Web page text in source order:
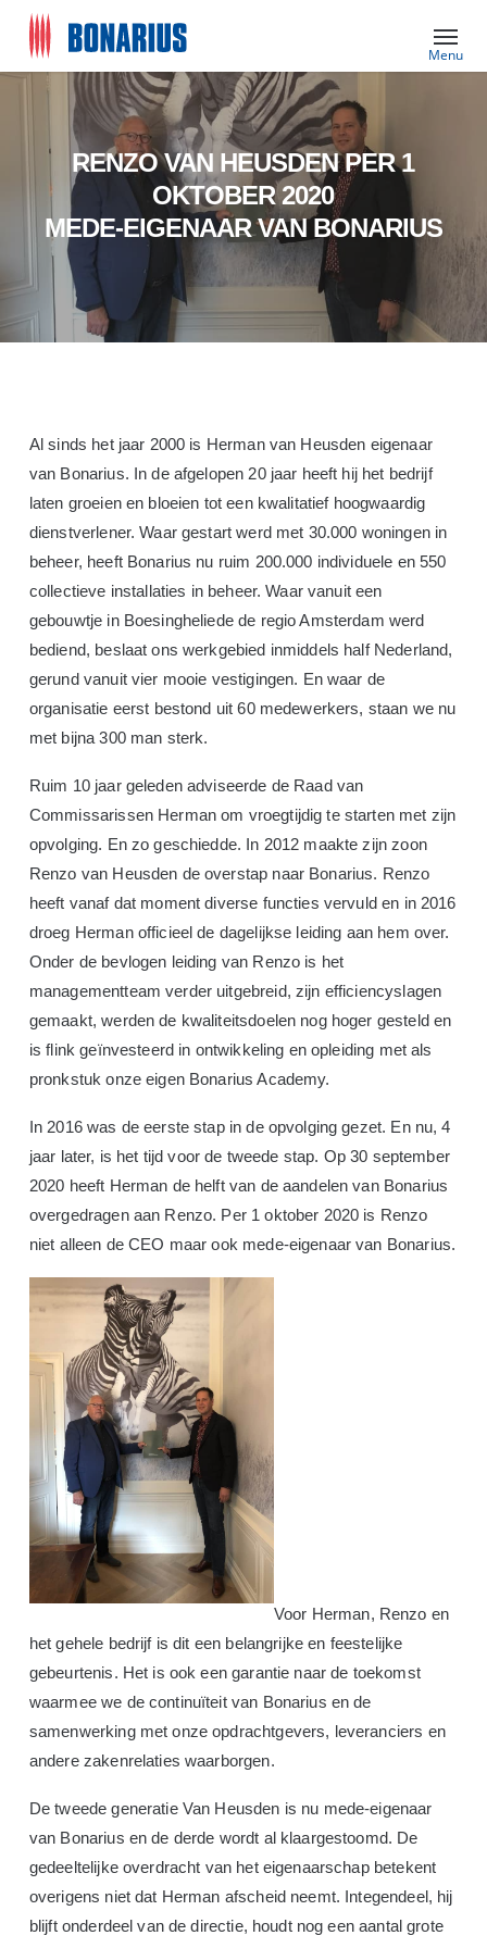
main
content
Menu
RENZO VAN HEUSDEN PER 1
OKTOBER 2020
MEDE-EIGENAAR VAN BONARIUS
Al sinds het jaar 2000 is Herman van Heusden eigenaar
van Bonarius. In de afgelopen 20 jaar heeft hij het bedrijf
laten groeien en bloeien tot een kwalitatief hoogwaardig
dienstverlener. Waar gestart werd met 30.000 woningen in
beheer, heeft Bonarius nu ruim 200.000 individuele en 550
collectieve installaties in beheer. Waar vanuit een
gebouwtje in Boesingheliede de regio Amsterdam werd
bediend, beslaat ons werkgebied inmiddels half Nederland,
gerund vanuit vier mooie vestigingen. En waar de
organisatie eerst bestond uit 60 medewerkers, staan we nu
met bijna 300 man sterk.
Ruim 10 jaar geleden adviseerde de Raad van
Commissarissen Herman om vroegtijdig te starten met zijn
opvolging. En zo geschiedde. In 2012 maakte zijn zoon
Renzo van Heusden de overstap naar Bonarius. Renzo
heeft vanaf dat moment diverse functies vervuld en in 2016
droeg Herman officieel de dagelijkse leiding aan hem over.
Onder de bevlogen leiding van Renzo is het
managementteam verder uitgebreid, zijn efficiencyslagen
gemaakt, werden de kwaliteitsdoelen nog hoger gesteld en
is flink geïnvesteerd in ontwikkeling en opleiding met als
pronkstuk onze eigen Bonarius Academy.
In 2016 was de eerste stap in de opvolging gezet. En nu, 4
jaar later, is het tijd voor de tweede stap. Op 30 september
2020 heeft Herman de helft van de aandelen van Bonarius
overgedragen aan Renzo. Per 1 oktober 2020 is Renzo
niet alleen de CEO maar ook mede-eigenaar van Bonarius.
Voor Herman, Renzo en
het gehele bedrijf is dit een belangrijke en feestelijke
gebeurtenis. Het is ook een garantie naar de toekomst
waarmee we de continuïteit van Bonarius en de
samenwerking met onze opdrachtgevers, leveranciers en
andere zakenrelaties waarborgen.
De tweede generatie Van Heusden is nu mede-eigenaar
van Bonarius en de derde wordt al klaargestoomd. De
gedeeltelijke overdracht van het eigenaarschap betekent
overigens niet dat Herman afscheid neemt. Integendeel, hij
blijft onderdeel van de directie, houdt nog een aantal grote